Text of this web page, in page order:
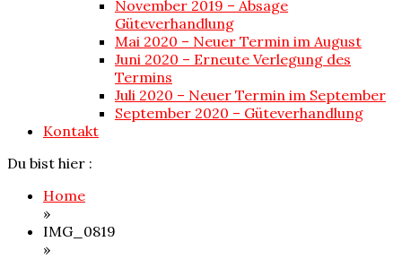
November 2019 – Absage
Güteverhandlung
Mai 2020 – Neuer Termin im August
Juni 2020 – Erneute Verlegung des
Termins
Juli 2020 – Neuer Termin im September
September 2020 – Güteverhandlung
Kontakt
Du bist hier :
Home
»
IMG_0819
»